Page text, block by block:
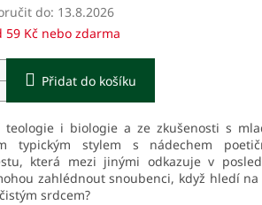
do: 13.8.2026
59 Kč nebo zdarma
Přidat do košíku
teologie i biologie a ze zkušenosti s
typickým stylem s nádechem
která mezi jinými odkazuje v
zahlédnout snoubenci, když hledí
srdcem?